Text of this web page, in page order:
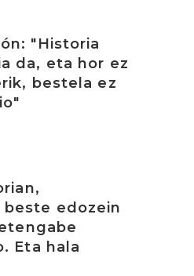
"Historia
da, eta hor ez
bestela ez
edozein
Eta hala